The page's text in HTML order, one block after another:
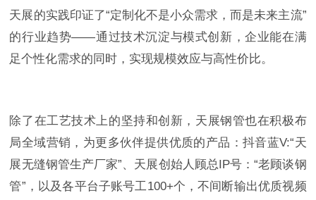
天展的实践印证了“定制化不是小众需求，而是未来主流”
的行业趋势——通过技术沉淀与模式创新，企业能在满
足个性化需求的同时，实现规模效应与高性价比。
除了在工艺技术上的坚持和创新，天展钢管也在积极布
局全域营销，为更多伙伴提供优质的产品：抖音蓝V:“天
展无缝钢管生产厂家”、天展创始人顾总IP号：“老顾谈钢
管”，以及各平台子账号工100+个，不间断输出优质视频